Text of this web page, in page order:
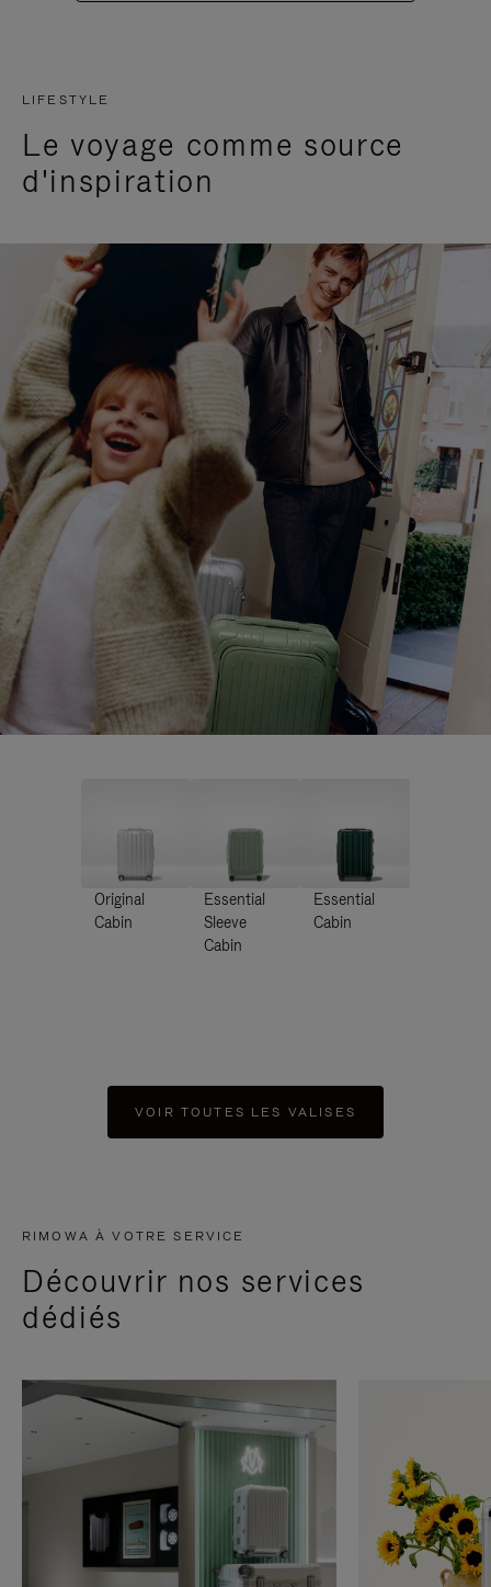
LIFESTYLE
Le voyage comme source
d'inspiration
Original
Cabin
Essential
Sleeve
Cabin
Essential
Cabin
VOIR TOUTES LES VALISES
RIMOWA À VOTRE SERVICE
Découvrir nos services
dédiés